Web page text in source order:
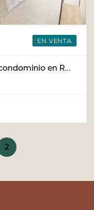
EN VENTA
Venta de apartamento en condominio en Rohrmoser [nuevo]
2